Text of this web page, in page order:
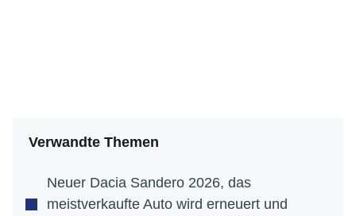
Verwandte Themen
Neuer Dacia Sandero 2026, das
meistverkaufte Auto wird erneuert und